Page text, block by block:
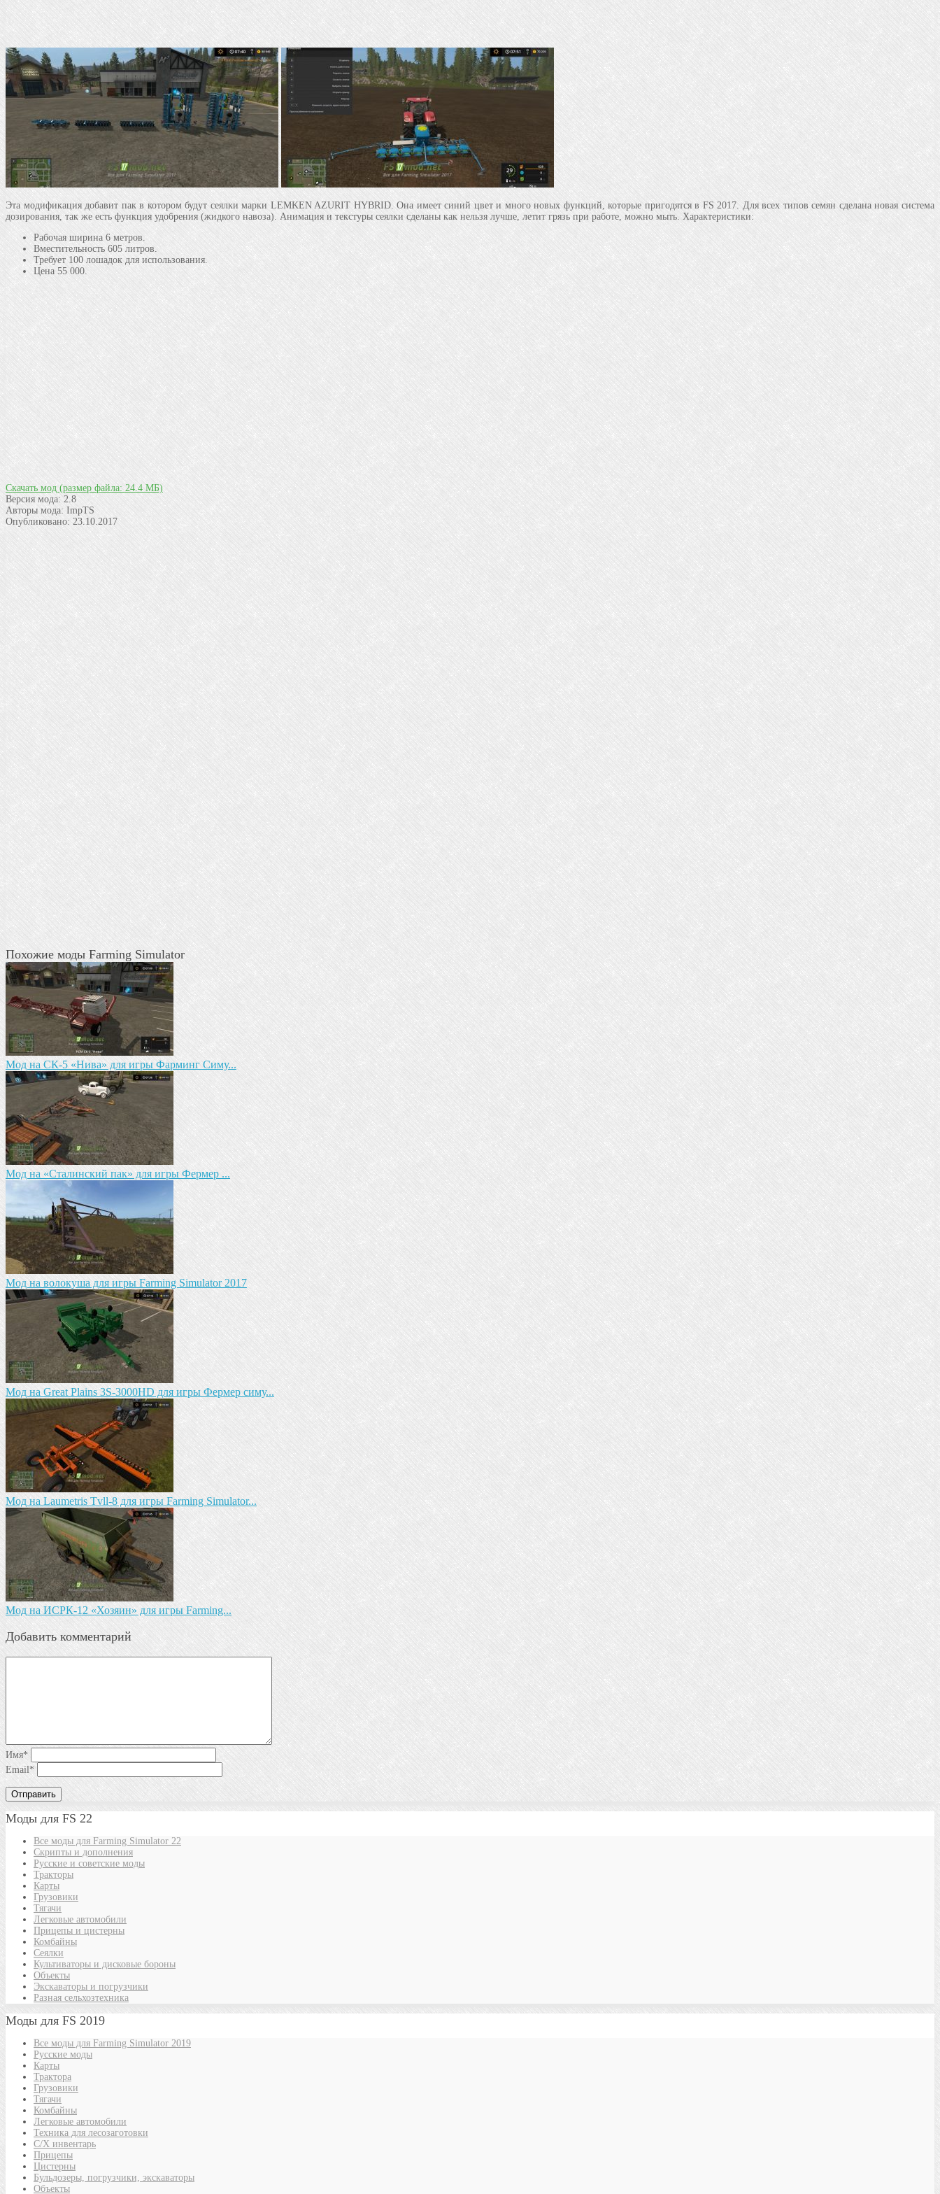
Эта модификация добавит пак в котором будут сеялки марки LEMKEN AZURIT HYBRID. Она имеет синий цвет и много новых функций, которые пригодятся в FS 2017. Для всех типов семян сделана новая система
дозирования, так же есть функция удобрения (жидкого навоза). Анимация и текстуры сеялки сделаны как нельзя лучше, летит грязь при работе, можно мыть. Характеристики:
Рабочая ширина 6 метров.
Вместительность 605 литров.
Требует 100 лошадок для использования.
Цена 55 000.
Скачать мод (размер файла: 24.4 МБ)
Версия мода: 2.8
Авторы мода: ImpTS
Опубликовано: 23.10.2017
Похожие моды Farming Simulator
Mод на СК-5 «Нива» для игры Фарминг Симу...
Мод на «Сталинский пак» для игры Фермер ...
Мод на волокуша для игры Farming Simulator 2017
Мод на Great Plains 3S-3000HD для игры Фермер симу...
Мод на Laumetris Tvll-8 для игры Farming Simulator...
Мод на ИСРК-12 «Хозяин» для игры Farming...
Добавить комментарий
Имя*
Email*
Моды для FS 22
Все моды для Farming Simulator 22
Скрипты и дополнения
Русские и советские моды
Тракторы
Карты
Грузовики
Тягачи
Легковые автомобили
Прицепы и цистерны
Комбайны
Сеялки
Культиваторы и дисковые бороны
Объекты
Экскаваторы и погрузчики
Разная сельхозтехника
Моды для FS 2019
Все моды для Farming Simulator 2019
Русские моды
Карты
Трактора
Грузовики
Тягачи
Комбайны
Легковые автомобили
Техника для лесозаготовки
С/Х инвентарь
Прицепы
Цистерны
Бульдозеры, погрузчики, экскаваторы
Объекты